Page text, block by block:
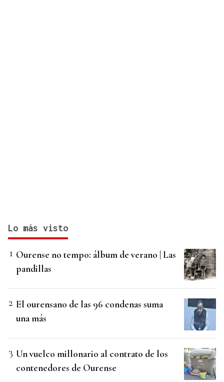
Lo más visto
Ourense no tempo: álbum de verano | Las
pandillas
El ourensano de las 96 condenas suma
una más
Un vuelco millonario al contrato de los
contenedores de Ourense